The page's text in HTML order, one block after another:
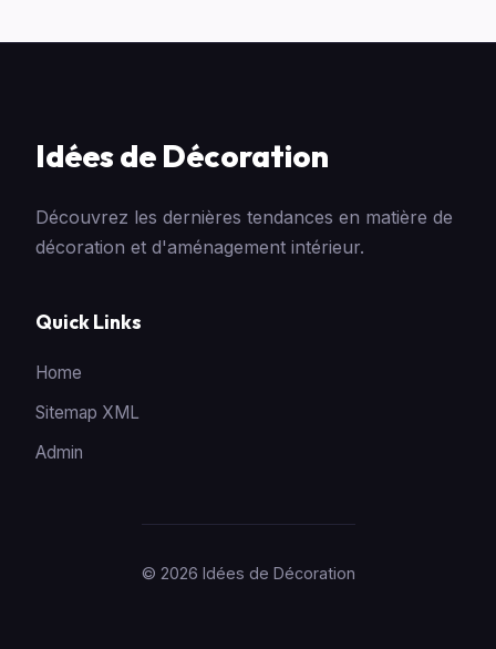
Idées de Décoration
Découvrez les dernières tendances en matière de
décoration et d'aménagement intérieur.
Quick Links
Home
Sitemap XML
Admin
© 2026 Idées de Décoration